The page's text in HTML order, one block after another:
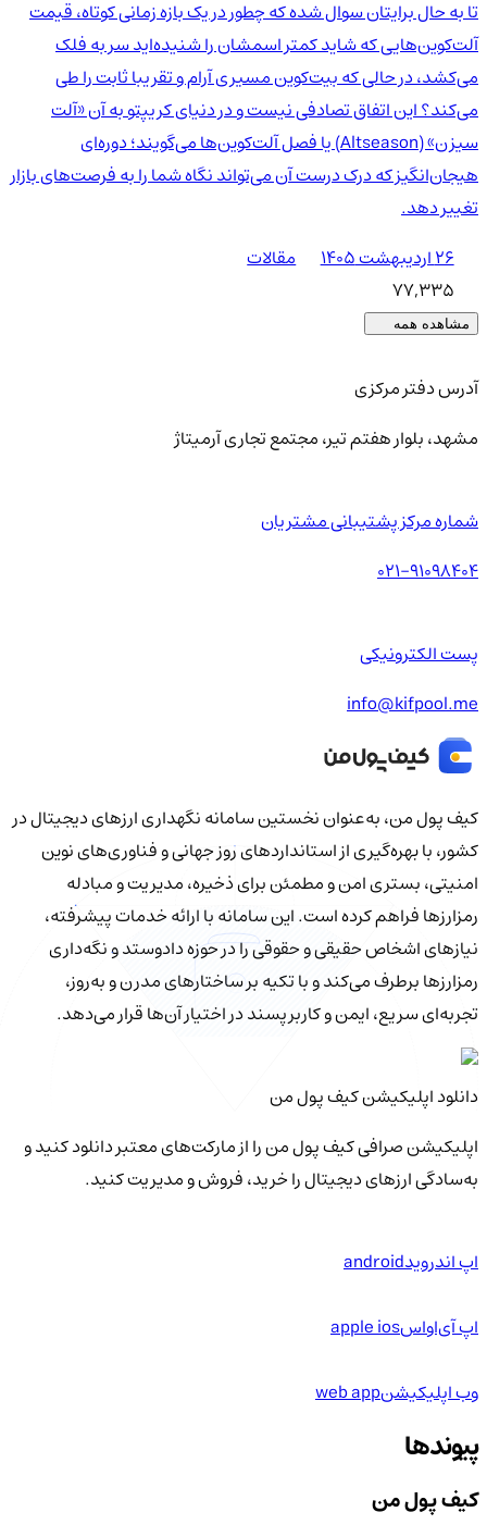
تا به حال برایتان سوال شده که چطور در یک بازه زمانی کوتاه، قیمت
آلت‌کوین‌هایی که شاید کمتر اسمشان را شنیده‌اید سر به فلک
می‌کشد، در حالی که بیت‌کوین مسیری آرام و تقریبا ثابت را طی
می‌کند؟ این اتفاق تصادفی نیست و در دنیای کریپتو به آن «آلت
سیزن» (Altseason) یا فصل آلت‌کوین‌ها می‌گویند؛ دوره‌ای
هیجان‌انگیز که درک درست آن می‌تواند نگاه شما را به فرصت‌های بازار
تغییر دهد.
۲۶ اردیبهشت ۱۴۰۵
مقالات
77,335
مشاهده همه
آدرس دفتر مرکزی
مشهد، بلوار هفتم تیر، مجتمع تجاری آرمیتاژ
شماره مرکز پشتیبانی مشتریان
021-91098404
پست الکترونیکی
info@kifpool.me
کیف‌ پول من، به‌عنوان نخستین سامانه نگهداری ارزهای دیجیتال در
کشور، با بهره‌گیری از استانداردهای روز جهانی و فناوری‌های نوین
امنیتی، بستری امن و مطمئن برای ذخیره، مدیریت و مبادله
رمزارزها فراهم کرده است. این سامانه با ارائه خدمات پیشرفته،
نیازهای اشخاص حقیقی و حقوقی را در حوزه دادوستد و نگه‌داری
رمزارزها برطرف می‌کند و با تکیه بر ساختارهای مدرن و به‌روز،
تجربه‌ای سریع، ایمن و کاربرپسند در اختیار آن‌ها قرار می‌دهد.
دانلود اپلیکیشن کیف‌ پول من
اپلیکیشن صرافی کیف پول من را از مارکت‌های معتبر دانلود کنید و
به‌سادگی ارزهای دیجیتال را خرید، فروش و مدیریت کنید.
اپ اندرویدandroid
اپ آی‌او‌اسapple ios
وب اپلیکیشنweb app
پیوندها
کیف پول من